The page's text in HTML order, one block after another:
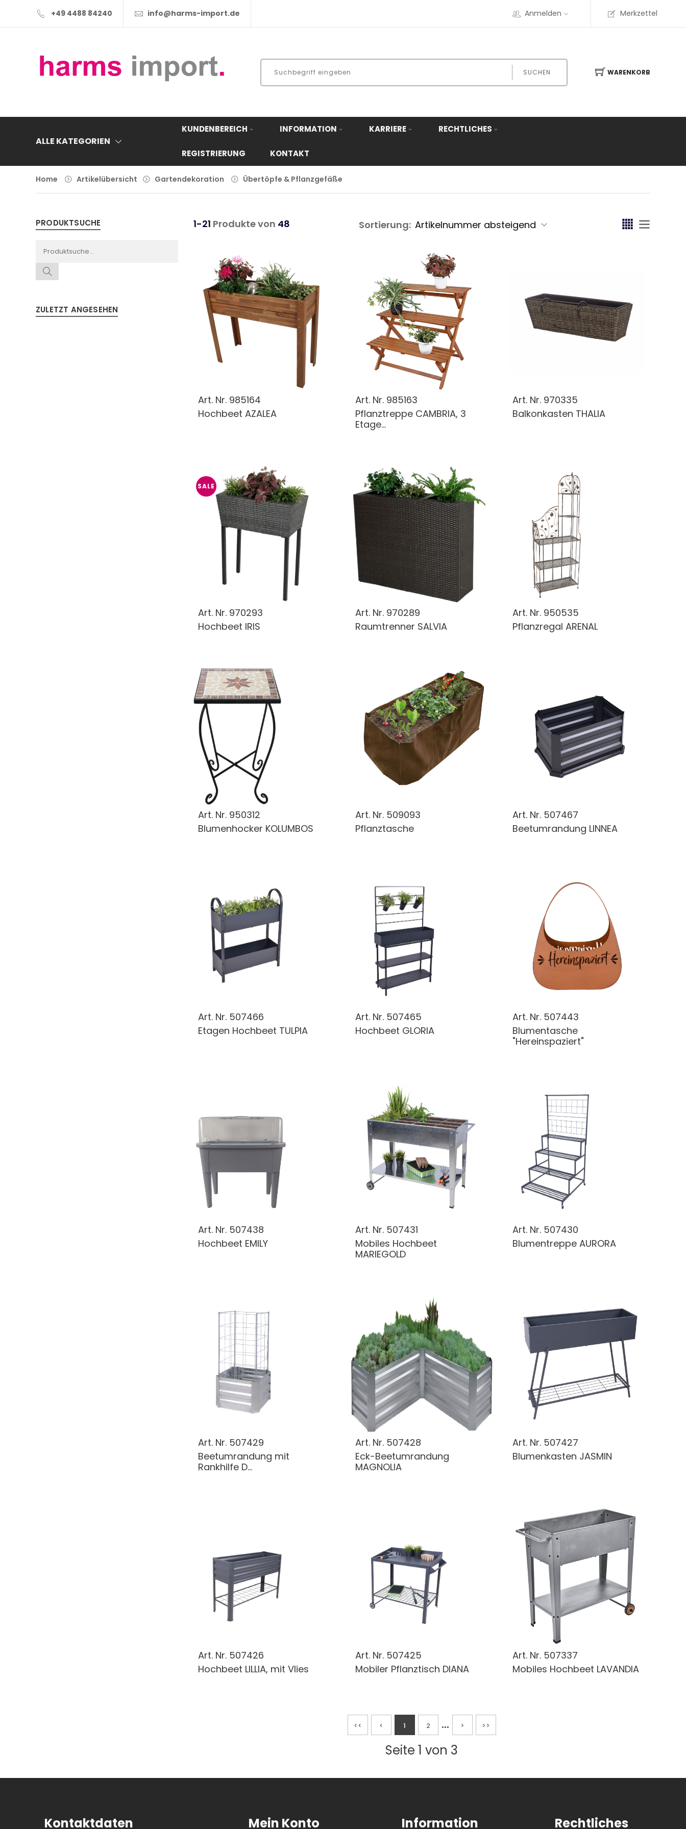
+49 4488 84240 info@harms-import.de Anmelden Merkzettel
SUCHEN WARENKORB
ALLE KATEGORIEN
KUNDENBEREICH INFORMATION KARRIERE RECHTLICHES
REGISTRIERUNG KONTAKT
Home Artikelübersicht Gartendekoration Übertöpfe & Pflanzgefäße
PRODUKTSUCHE
ZULETZT ANGESEHEN
1-21 Produkte von 48 Sortierung:
Art. Nr. 985164
Hochbeet AZALEA
Art. Nr. 985163
Pflanztreppe CAMBRIA, 3
Etage...
Art. Nr. 970335
Balkonkasten THALIA
SALE
Art. Nr. 970293
Hochbeet IRIS
Art. Nr. 970289
Raumtrenner SALVIA
Art. Nr. 950535
Pflanzregal ARENAL
Art. Nr. 950312
Blumenhocker KOLUMBOS
Art. Nr. 509093
Pflanztasche
Art. Nr. 507467
Beetumrandung LINNEA
Art. Nr. 507466
Etagen Hochbeet TULPIA
Art. Nr. 507465
Hochbeet GLORIA
Art. Nr. 507443
Blumentasche
"Hereinspaziert"
Art. Nr. 507438
Hochbeet EMILY
Art. Nr. 507431
Mobiles Hochbeet
MARIEGOLD
Art. Nr. 507430
Blumentreppe AURORA
Art. Nr. 507429
Beetumrandung mit
Rankhilfe D...
Art. Nr. 507428
Eck-Beetumrandung
MAGNOLIA
Art. Nr. 507427
Blumenkasten JASMIN
Art. Nr. 507426
Hochbeet LILLIA, mit Vlies
Art. Nr. 507425
Mobiler Pflanztisch DIANA
Art. Nr. 507337
Mobiles Hochbeet LAVANDIA
<< < 1 2 ... > >>
Seite 1 von 3
Kontaktdaten Mein Konto Information Rechtliches